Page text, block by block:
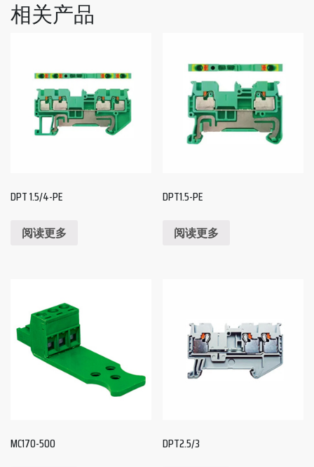
相关产品
DPT 1.5/4-PE
阅读更多
DPT1.5-PE
阅读更多
MC170-500 DPT2.5/3